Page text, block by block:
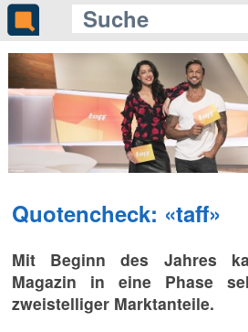
Quotencheck: «taff»
Mit Beginn des Jahres
Magazin in eine Phase
zweistelliger Marktanteile.